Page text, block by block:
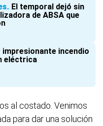
El temporal dejó sin
de ABSA que
impresionante incendio
eléctrica
al costado. Venimos
para dar una solución